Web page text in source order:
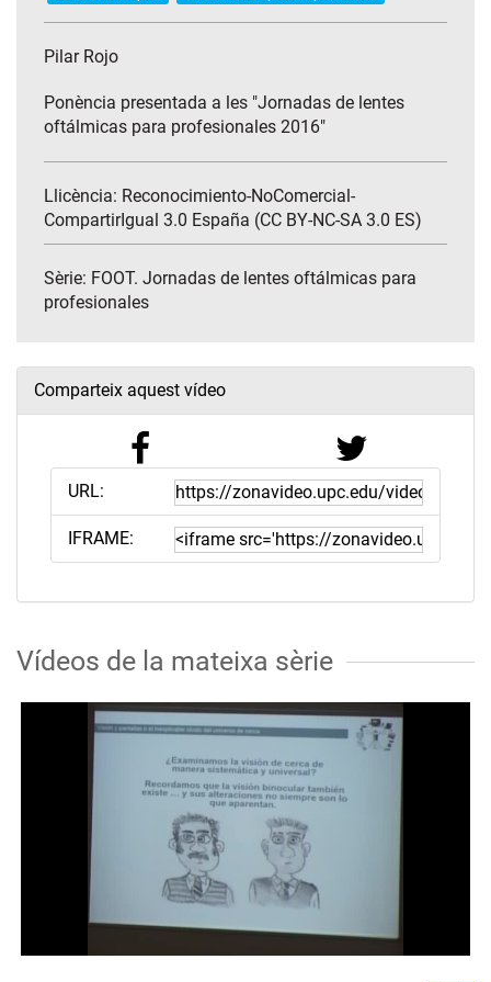
Pilar Rojo
Ponència presentada a les "Jornadas de lentes
oftálmicas para profesionales 2016"
Llicència: Reconocimiento-NoComercial-
CompartirIgual 3.0 España (CC BY-NC-SA 3.0 ES)
Sèrie: FOOT. Jornadas de lentes oftálmicas para
profesionales
Comparteix aquest vídeo
URL:
IFRAME:
Vídeos de la mateixa sèrie